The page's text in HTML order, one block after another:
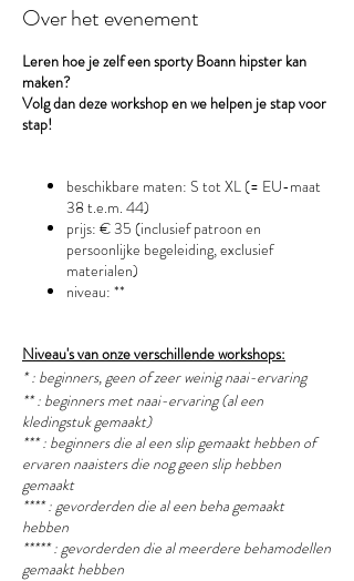
Over het evenement
Leren hoe je zelf een sporty Boann hipster kan
maken?
Volg dan deze workshop en we helpen je stap voor
stap!
beschikbare maten: S tot XL (= EU-maat
38 t.e.m. 44)
prijs: € 35 (inclusief patroon en
persoonlijke begeleiding, exclusief
materialen)
niveau: **
Niveau's van onze verschillende workshops:
* : beginners, geen of zeer weinig naai-ervaring
** : beginners met naai-ervaring (al een
kledingstuk gemaakt)
*** : beginners die al een slip gemaakt hebben of
ervaren naaisters die nog geen slip hebben
gemaakt
**** : gevorderden die al een beha gemaakt
hebben
***** : gevorderden die al meerdere behamodellen
gemaakt hebben